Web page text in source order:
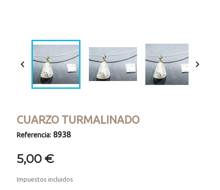
 
CUARZO TURMALINADO
Referencia: 8938
5,00 €
Impuestos incluidos